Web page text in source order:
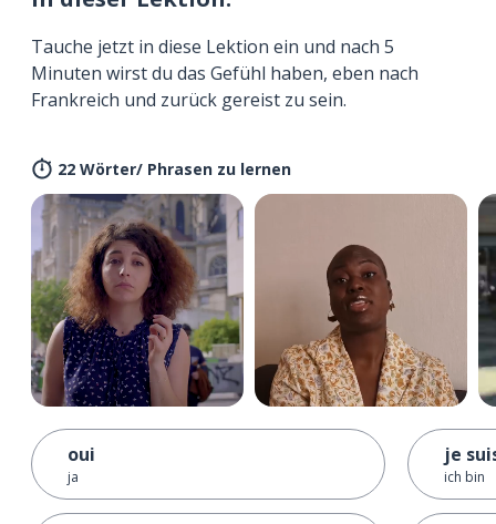
Tauche jetzt in diese Lektion ein und nach 5
Minuten wirst du das Gefühl haben, eben nach
Frankreich und zurück gereist zu sein.
22 Wörter/ Phrasen zu lernen
oui
ja
je
ich bin